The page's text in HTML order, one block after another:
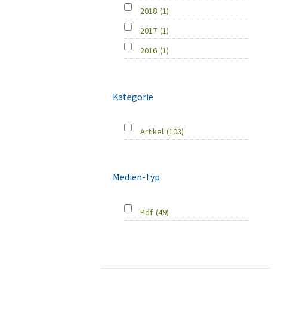
2018 (1)
2017 (1)
2016 (1)
Kategorie
Artikel (103)
Medien-Typ
Pdf (49)